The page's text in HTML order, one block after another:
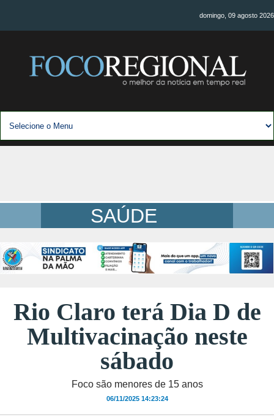
domingo, 09 agosto 2026
SAÚDE
Rio Claro terá Dia D de
Multivacinação neste
sábado
Foco são menores de 15 anos
06/11/2025 14:23:24